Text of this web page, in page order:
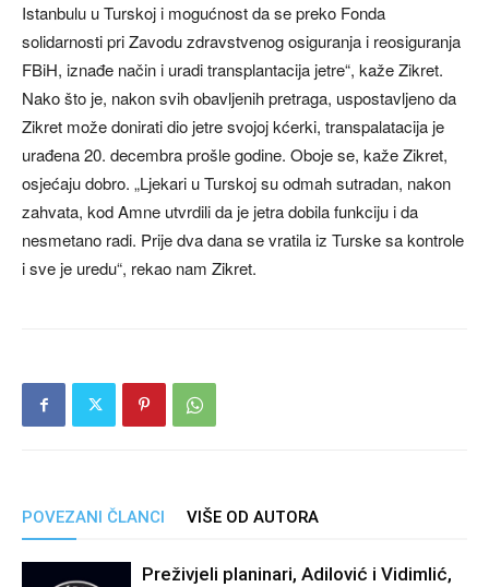
Istanbulu u Turskoj i mogućnost da se preko Fonda
solidarnosti pri Zavodu zdravstvenog osiguranja i reosiguranja
FBiH, iznađe način i uradi transplantacija jetre“, kaže Zikret.
Nako što je, nakon svih obavljenih pretraga, uspostavljeno da
Zikret može donirati dio jetre svojoj kćerki, transpalatacija je
urađena 20. decembra prošle godine. Oboje se, kaže Zikret,
osjećaju dobro. „Ljekari u Turskoj su odmah sutradan, nakon
zahvata, kod Amne utvrdili da je jetra dobila funkciju i da
nesmetano radi. Prije dva dana se vratila iz Turske sa kontrole
i sve je uredu“, rekao nam Zikret.
POVEZANI ČLANCI VIŠE OD AUTORA
Preživjeli planinari, Adilović i Vidimlić,